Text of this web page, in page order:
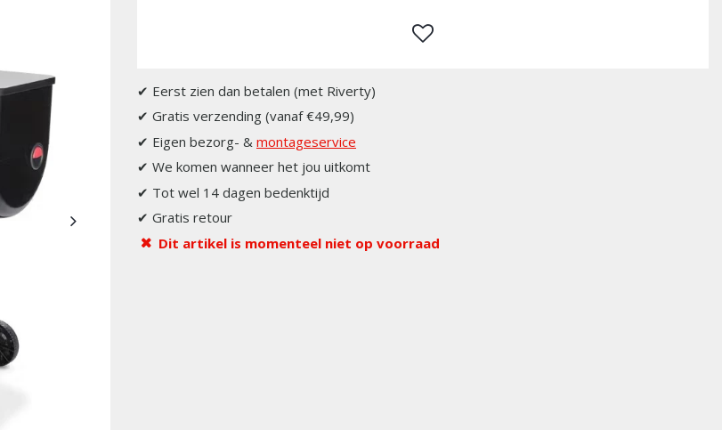
✔ Eerst zien dan betalen (met Riverty)
✔ Gratis verzending (vanaf €49,99)
✔ Eigen bezorg- & montageservice
✔ We komen wanneer het jou uitkomt
✔ Tot wel 14 dagen bedenktijd
✔ Gratis retour
Dit artikel is momenteel niet op voorraad